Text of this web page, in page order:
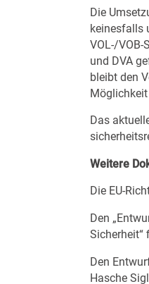
Die
keinesfalls
VOL-/
und DVA
bleibt den
Das
Weitere
Die EU-
Den
Sicherheit“
Den
Hasche